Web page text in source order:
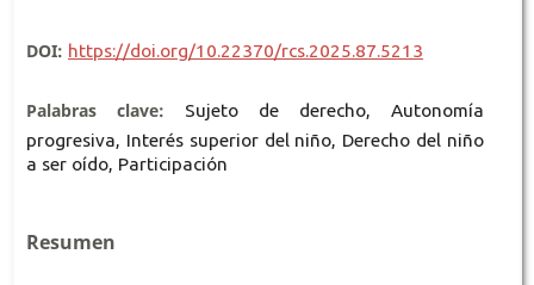
DOI: https://doi.org/10.22370/rcs.2025.87.5213
Palabras clave:
Sujeto de derecho, Autonomía
progresiva, Interés superior del niño, Derecho del niño
a ser oído, Participación
Resumen